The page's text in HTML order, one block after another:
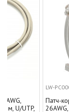
LW-PC0001-C6A-
Патч-корд U/
26AWG, белый,